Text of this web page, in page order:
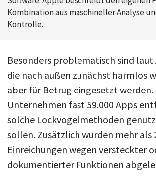
Kombination aus maschineller Analyse
Kontrolle.
Besonders problematisch sind laut
die nach außen zunächst harmlos
aber für Betrug eingesetzt werden.
Unternehmen fast 59.000 Apps
solche Lockvogelmethoden
sollen. Zusätzlich wurden mehr als
Einreichungen wegen versteckter
dokumentierter Funktionen